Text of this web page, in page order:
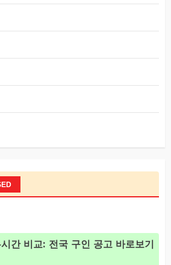
간 비교: 전국 구인 공고 바로보기